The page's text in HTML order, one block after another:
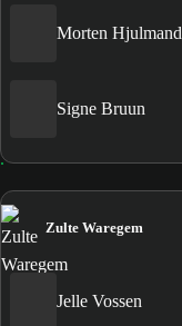
Morten Hjulmand
Signe Bruun
Zulte Waregem
Jelle Vossen